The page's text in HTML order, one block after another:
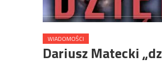
WIADOMOŚCI
Dariusz Matecki